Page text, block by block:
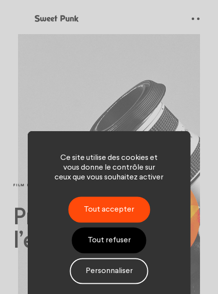
FILM ET VIDÉO
Premier rôle pour
l’entreprise
Ce site utilise des cookies et
vous donne le contrôle sur
ceux que vous souhaitez activer
Tout accepter
Tout refuser
Personnaliser